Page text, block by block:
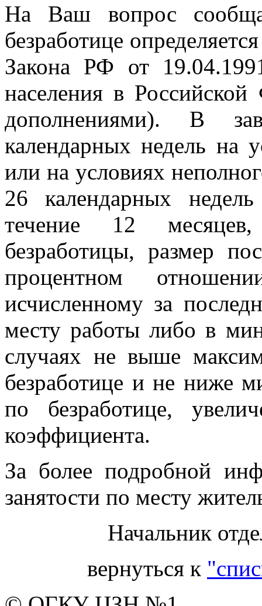
На Ваш вопрос
безработице
Закона РФ от
населения в
дополнениями). В
календарных недель на
или на условиях
26 календарных
течение 12 месяцев,
безработицы, размер
процентном
исчисленному за
месту работы либо в
случаях не выше
безработице и не ниже
по безработице,
коэффициента.
За более подробной
занятости по месту
Начальник
вернуться к